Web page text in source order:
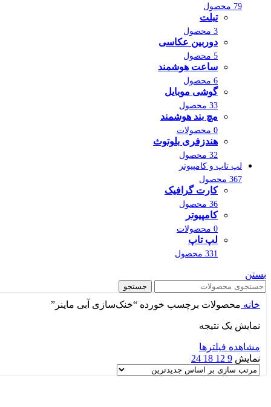
79 محصول
تبلت
3 محصول
دوربین عکاسی
5 محصول
ساعت هوشمند
6 محصول
گوشی موبایل
33 محصول
مچ بند هوشمند
0 محصولات
هندزفری بلوتوث
32 محصول
لپ تاپ و کامپیوتر
367 محصول
کارت گرافیک
36 محصول
کامپیوتر
0 محصولات
لپ تاپ
331 محصول
بستن
جستجو
خانه محصولات برچسب خورده “خنک‌سازی آبی ماینر”
نمایش یک نتیجه
مشاهده فیلترها
نمایش 9
12
18
24